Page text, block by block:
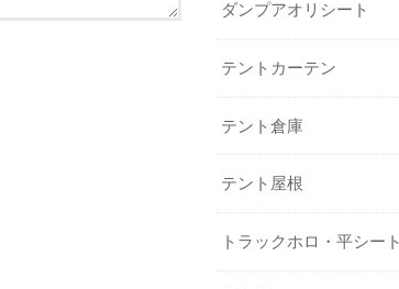
ダンプアオリシート
テントカーテン
テント倉庫
テント屋根
トラックホロ・平シート